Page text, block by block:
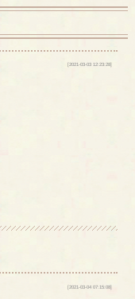
[2021-03-03 12:23:28]
[2021-03-04 07:15:08]